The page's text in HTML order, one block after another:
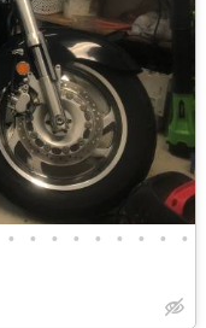
• • • • • • • • •